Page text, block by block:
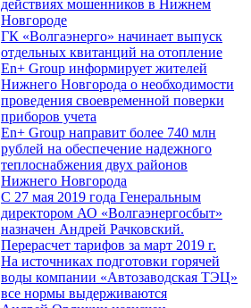
действиях мошенников в Нижнем
Новгороде
ГК «Волгаэнерго» начинает выпуск
отдельных квитанций на отопление
En+ Group информирует жителей
Нижнего Новгорода о необходимости
проведения своевременной поверки
приборов учета
En+ Group направит более 740 млн
рублей на обеспечение надежного
теплоснабжения двух районов
Нижнего Новгорода
С 27 мая 2019 года Генеральным
директором АО «Волгаэнергосбыт»
назначен Андрей Рачковский.
Перерасчет тарифов за март 2019 г.
На источниках подготовки горячей
воды компании «Автозаводская ТЭЦ»
все нормы выдерживаются